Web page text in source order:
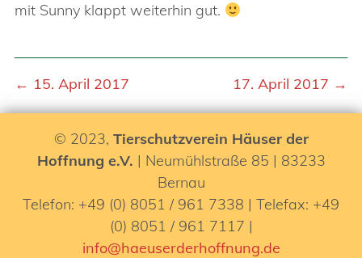
mit Sunny klappt weiterhin gut.
← 15. April 2017 17. April 2017 →
© 2023, Tierschutzverein Häuser der
Hoffnung e.V. | Neumühlstraße 85 | 83233
Bernau
Telefon: +49 (0) 8051 / 961 7338 | Telefax: +49
(0) 8051 / 961 7117 |
info@haeuserderhoffnung.de